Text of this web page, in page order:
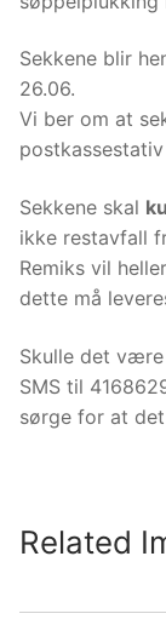
Sekkene blir
26.06.
Vi ber om at
Sekkene skal
ikke restavfall
Remiks vil
dette må
Skulle det
SMS til
sørge for at
Related